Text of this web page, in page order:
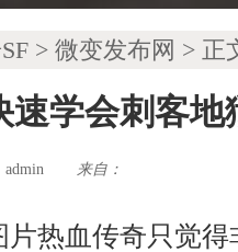
> 微变发布网 > 正
速学会刺客地
admin 来自：
热血传奇只觉